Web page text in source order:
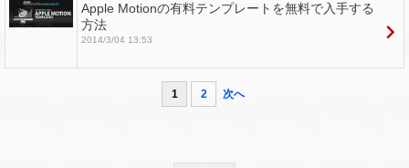
Apple Motionの有料テンプレートを無料で入手する
方法
2014/3/04 13:53
1 2 次へ